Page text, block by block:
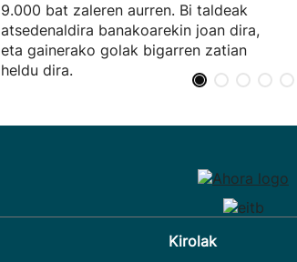
9.000 bat zaleren aurren. Bi taldeak
atsedenaldira banakoarekin joan dira,
eta gainerako golak bigarren zatian
heldu dira.
Kirolak